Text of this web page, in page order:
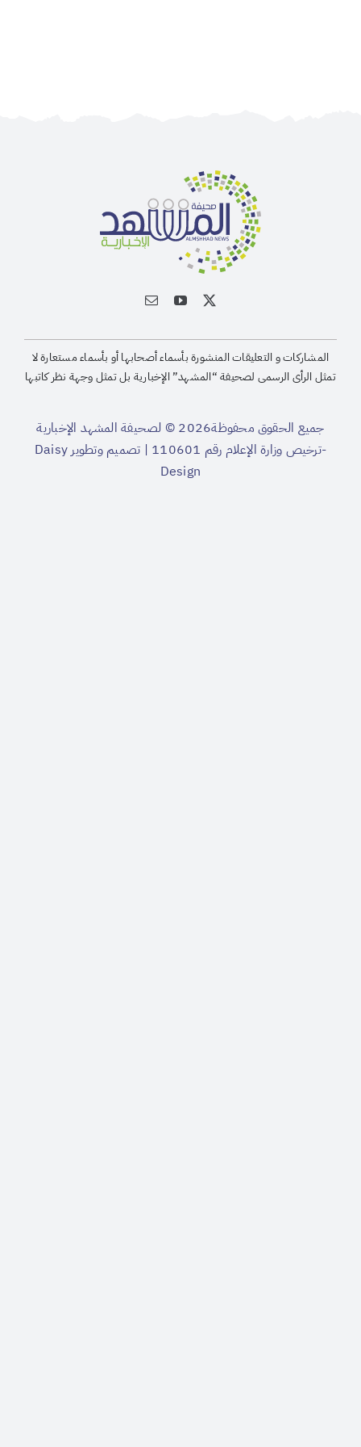
المشاركات و التعليقات المنشورة بأسماء أصحابها أو بأسماء مستعارة لا
تمثل الرأى الرسمى لصحيفة “المشهد” الإخبارية بل تمثل وجهة نظر كاتبها
جميع الحقوق محفوظة2026 © لصحيفة المشهد الإخبارية
-ترخيص وزارة الإعلام رقم 110601 | تصميم وتطوير
Daisy
Design